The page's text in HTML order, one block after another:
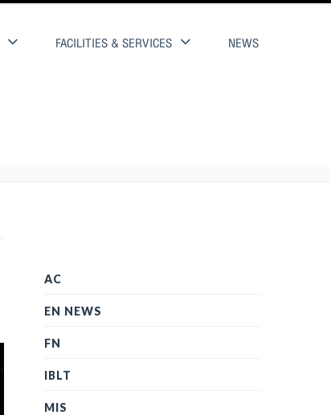
FACILITIES & SERVICES NEWS
AC
EN NEWS
FN
IBLT
MIS